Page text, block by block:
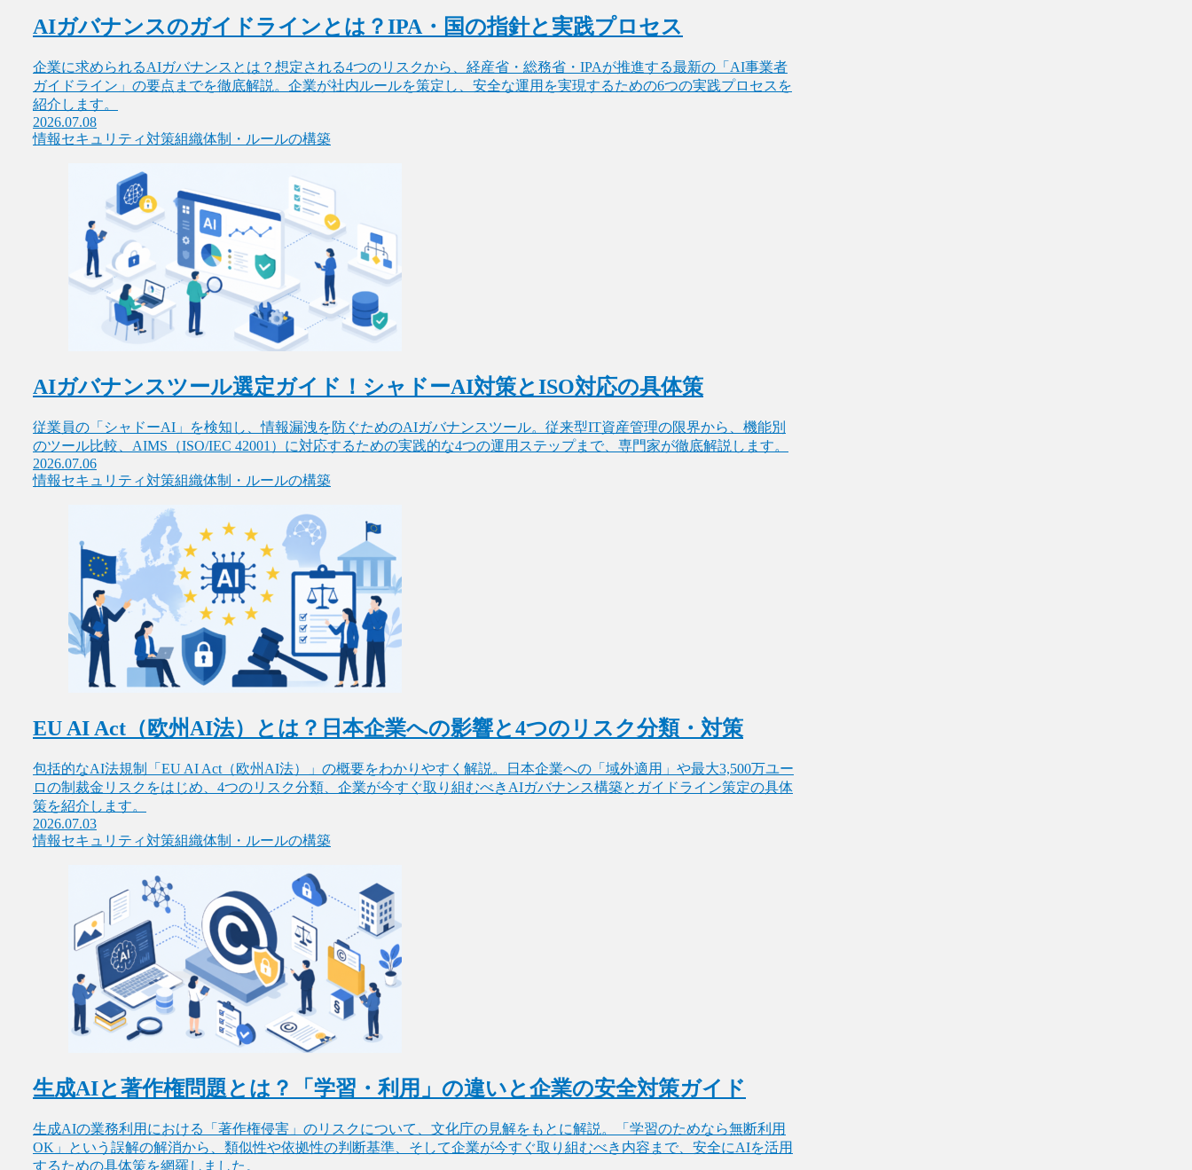
AIガバナンスのガイドラインとは？IPA・国の指針と実践プロセス
企業に求められるAIガバナンスとは？想定される4つのリスクから、経産省・総務省・IPAが推進する最新の「AI事業者
ガイドライン」の要点までを徹底解説。企業が社内ルールを策定し、安全な運用を実現するための6つの実践プロセスを
紹介します。
2026.07.08
情報セキュリティ対策組織体制・ルールの構築
AIガバナンスツール選定ガイド！シャドーAI対策とISO対応の具体策
従業員の「シャドーAI」を検知し、情報漏洩を防ぐためのAIガバナンスツール。従来型IT資産管理の限界から、機能別
のツール比較、AIMS（ISO/IEC 42001）に対応するための実践的な4つの運用ステップまで、専門家が徹底解説します。
2026.07.06
情報セキュリティ対策組織体制・ルールの構築
EU AI Act（欧州AI法）とは？日本企業への影響と4つのリスク分類・対策
包括的なAI法規制「EU AI Act（欧州AI法）」の概要をわかりやすく解説。日本企業への「域外適用」や最大3,500万ユー
ロの制裁金リスクをはじめ、4つのリスク分類、企業が今すぐ取り組むべきAIガバナンス構築とガイドライン策定の具体
策を紹介します。
2026.07.03
情報セキュリティ対策組織体制・ルールの構築
生成AIと著作権問題とは？「学習・利用」の違いと企業の安全対策ガイド
生成AIの業務利用における「著作権侵害」のリスクについて、文化庁の見解をもとに解説。「学習のためなら無断利用
OK」という誤解の解消から、類似性や依拠性の判断基準、そして企業が今すぐ取り組むべき内容まで、安全にAIを活用
するための具体策を網羅しました。